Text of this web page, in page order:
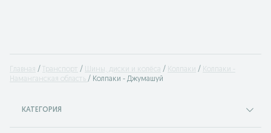
Главная Транспорт Шины, диски и колёса Колпаки
Колпаки -
Наманганская область
Колпаки - Джумашуй
КАТЕГОРИЯ